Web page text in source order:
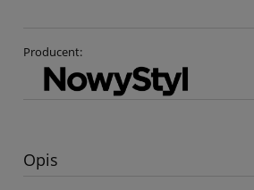
Producent:
Opis